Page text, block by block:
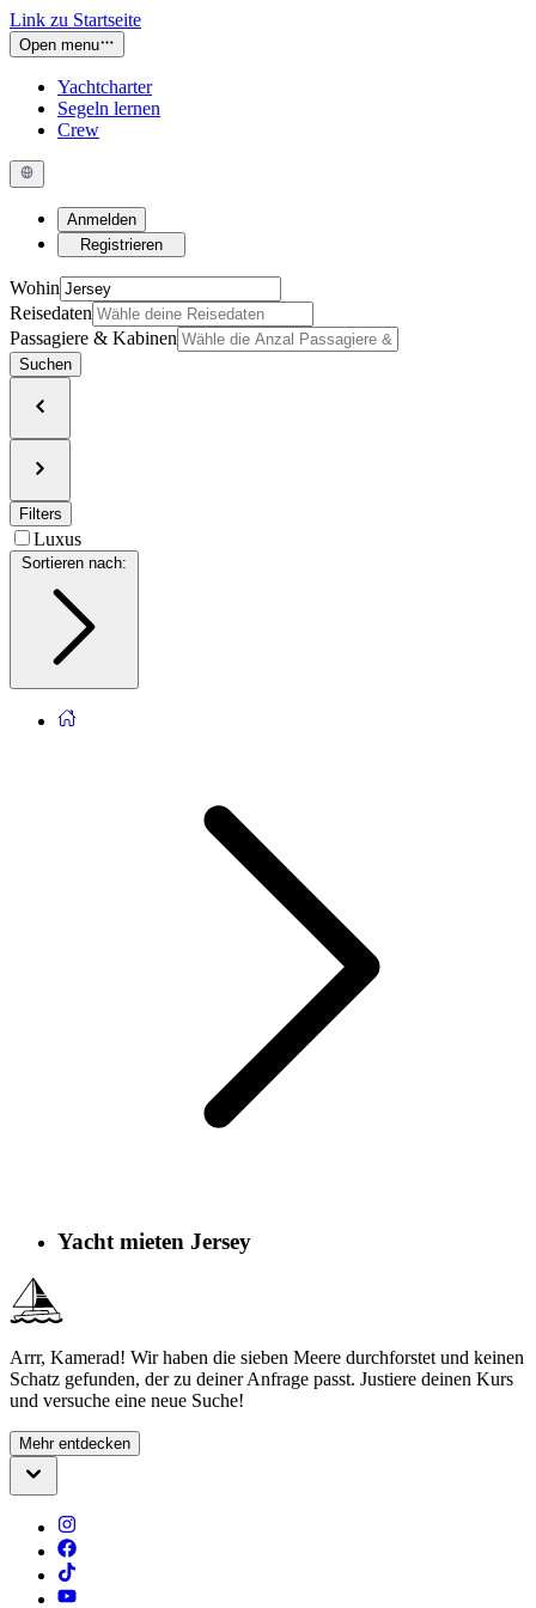
Link zu Startseite
Open menu
Yachtcharter
Segeln lernen
Crew
Anmelden
Registrieren
Wohin
Reisedaten
Passagiere & Kabinen
Suchen
Filters
Luxus
Sortieren nach
Yacht mieten Jersey
Arrr, Kamerad! Wir haben die sieben Meere durchforstet und keinen
Schatz gefunden, der zu deiner Anfrage passt. Justiere deinen Kurs
und versuche eine neue Suche!
Mehr entdecken